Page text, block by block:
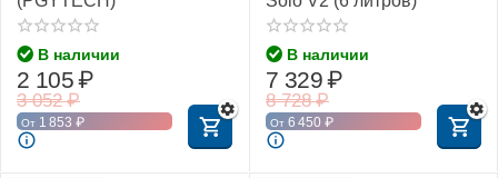
В наличии
3 052 ₽
2 105₽
От 1 853 ₽
В наличии
8 728 ₽
7 329₽
От 6 450 ₽